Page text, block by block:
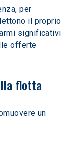
per
il proprio
significativi
offerte
flotta
un